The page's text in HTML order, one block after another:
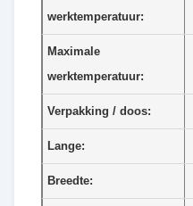
werktemperatuur:
Maximale
werktemperatuur:
Verpakking / doos:
Lange:
Breedte: